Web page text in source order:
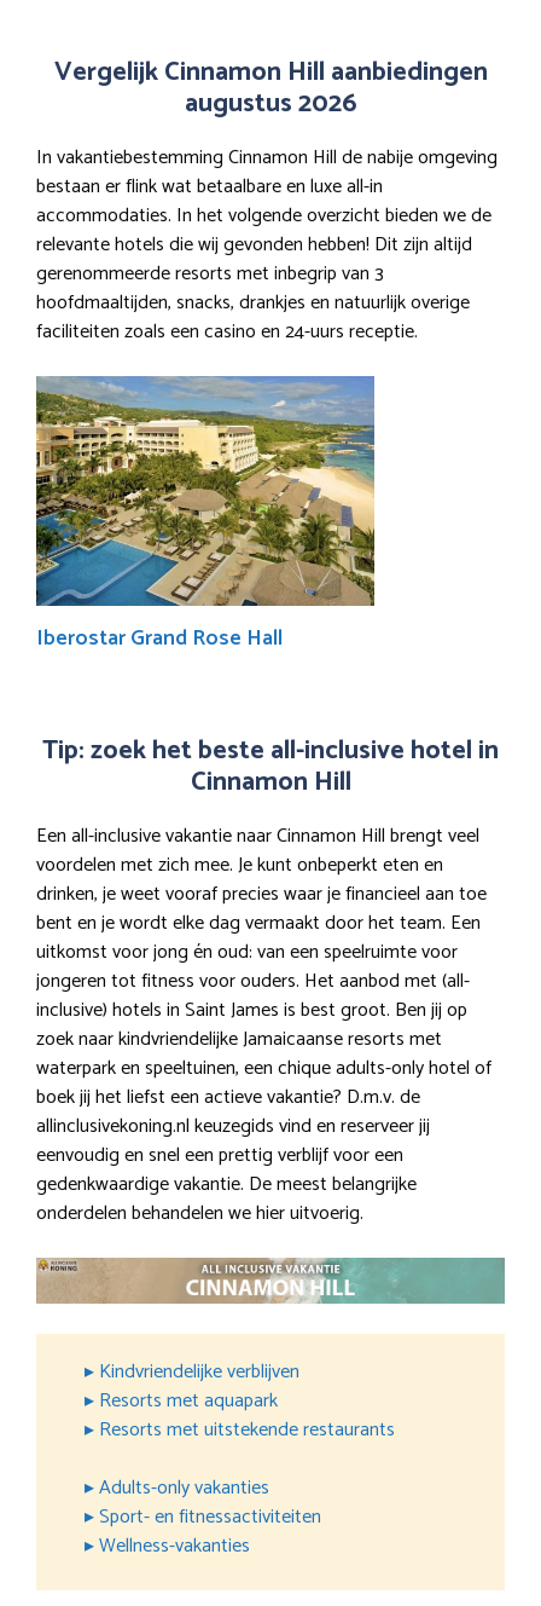
Vergelijk Cinnamon Hill aanbiedingen
augustus 2026
In vakantiebestemming Cinnamon Hill de nabije omgeving
bestaan er flink wat betaalbare en luxe all-in
accommodaties. In het volgende overzicht bieden we de
relevante hotels die wij gevonden hebben! Dit zijn altijd
gerenommeerde resorts met inbegrip van 3
hoofdmaaltijden, snacks, drankjes en natuurlijk overige
faciliteiten zoals een casino en 24-uurs receptie.
Iberostar Grand Rose Hall
Tip: zoek het beste all-inclusive hotel in
Cinnamon Hill
Een all-inclusive vakantie naar Cinnamon Hill brengt veel
voordelen met zich mee. Je kunt onbeperkt eten en
drinken, je weet vooraf precies waar je financieel aan toe
bent en je wordt elke dag vermaakt door het team. Een
uitkomst voor jong én oud: van een speelruimte voor
jongeren tot fitness voor ouders. Het aanbod met (all-
inclusive) hotels in Saint James is best groot. Ben jij op
zoek naar kindvriendelijke Jamaicaanse resorts met
waterpark en speeltuinen, een chique adults-only hotel of
boek jij het liefst een actieve vakantie? D.m.v. de
allinclusivekoning.nl keuzegids vind en reserveer jij
eenvoudig en snel een prettig verblijf voor een
gedenkwaardige vakantie. De meest belangrijke
onderdelen behandelen we hier uitvoerig.
▸ Kindvriendelijke verblijven
▸ Resorts met aquapark
▸ Resorts met uitstekende restaurants
▸ Adults-only vakanties
▸ Sport- en fitnessactiviteiten
▸ Wellness-vakanties